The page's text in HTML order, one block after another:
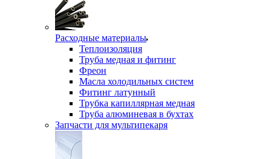
Расходные материалы
Теплоизоляция
Труба медная и фитинг
Фреон
Масла холодильных систем
Фитинг латунный
Трубка капиллярная медная
Труба алюминевая в бухтах
Запчасти для мультипекаря